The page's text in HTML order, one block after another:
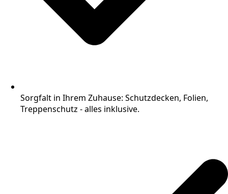
Sorgfalt in Ihrem Zuhause: Schutzdecken, Folien,
Treppenschutz - alles inklusive.